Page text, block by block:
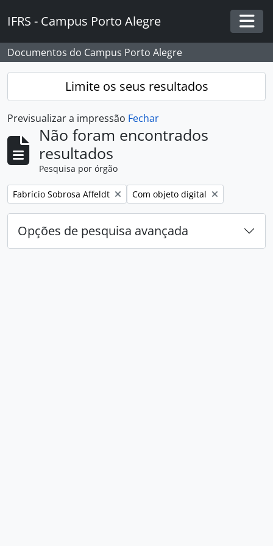
IFRS - Campus Porto Alegre
Documentos do Campus Porto Alegre
Limite os seus resultados
Previsualizar a impressão Fechar
Não foram encontrados
resultados
Pesquisa por órgão
Remover filtro:
Fabrício Sobrosa Affeldt Remover filtro:
Com objeto digital
Opções de pesquisa avançada